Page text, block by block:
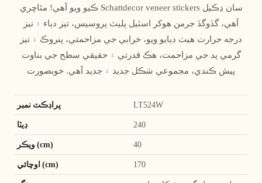
ڪيو ويو آهي! مٿاڇري Schattdecor veneer stickers سان ڍڪيل
آهي، گڏوگڏ جرمن هوکر اسٽيل پليٽ پروسيس، تيز دٻاء ۽ تيز
درجه حرارت هيٺ دٻايو ويو، خرابي جي مزاحمتي، پنروڪ ۽ تيز
گرمي پد جي مزاحمت، هڪ قدرتي ۽ حقيقي سطح جي بناوت
پيش ڪندي، مجموعي شڪل جديد ۽ جديد آهي. خوبصورت
پراڊڪٽ نمبر LT524W
ڊيٽا 240
ويڪر (cm) 40
اوچائي (cm) 170